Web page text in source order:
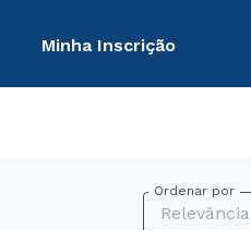
Minha Inscrição
Ordenar por
Relevância